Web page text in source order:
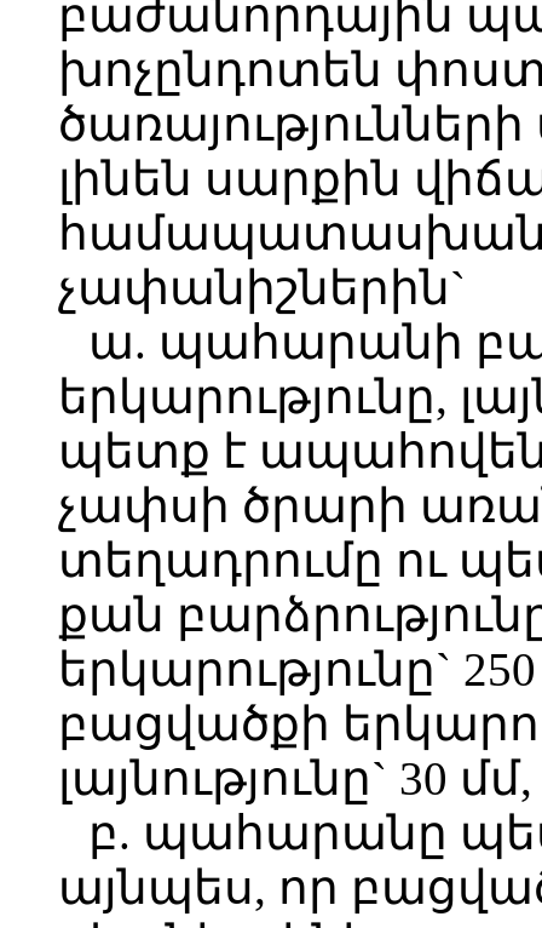
բաժանորդային
խոչընդոտեն
լինեն սարքին
չափանիշներին`
ա. պահարանի
երկարությունը,
պետք է ապահովեն
չափսի ծրարի
տեղադրումը ու
քան
երկարությունը`
բացվածքի
լայնությունը` 30 մմ,
բ. պահարանը
այնպես, որ